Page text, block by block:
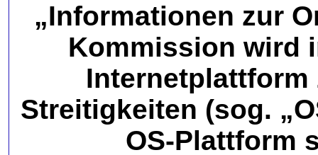
„Informationen zur
Kommission wird
Internetplattform
Streitigkeiten (sog.
OS-Plattform